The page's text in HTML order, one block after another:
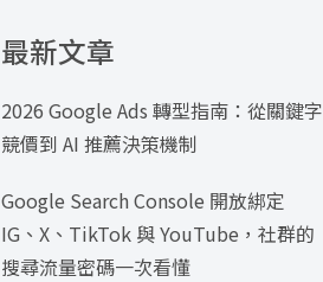
最新文章
2026 Google Ads 轉型指南：從關鍵字
競價到 AI 推薦決策機制
Google Search Console 開放綁定
IG、X、TikTok 與 YouTube，社群的
搜尋流量密碼一次看懂